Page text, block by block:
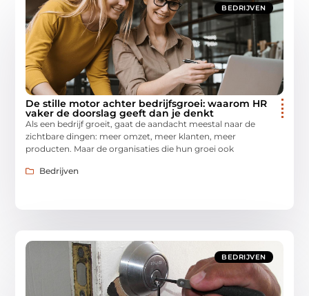
BEDRIJVEN
De stille motor achter bedrijfsgroei: waarom HR
vaker de doorslag geeft dan je denkt
Als een bedrijf groeit, gaat de aandacht meestal naar de
zichtbare dingen: meer omzet, meer klanten, meer
producten. Maar de organisaties die hun groei ook
Bedrijven
BEDRIJVEN